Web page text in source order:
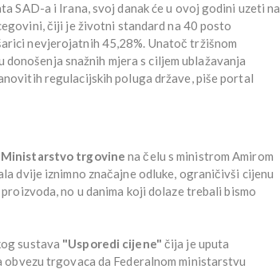
SAD-a i Irana, svoj danak će u ovoj godini uzeti na
čiji je životni standard na 40 posto
nevjerojatnih 45,28%. Unatoč tržišnom
snažnih mjera s ciljem ublažavanja
regulacijskih poluga države, piše portal
Ministarstvo trgovine na čelu s ministrom Amirom
dvije iznimno značajne odluke, ograničivši cijenu
no u danima koji dolaze trebali bismo
sustava "Usporedi cijene" čija je uputa
trgovaca da Federalnom ministarstvu